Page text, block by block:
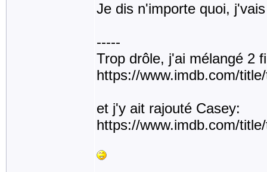
Je dis n'importe quoi,
-----
Trop drôle, j'ai mélangé 2
https://www.imdb.com/
et j'y ait rajouté Casey:
https://www.imdb.com/